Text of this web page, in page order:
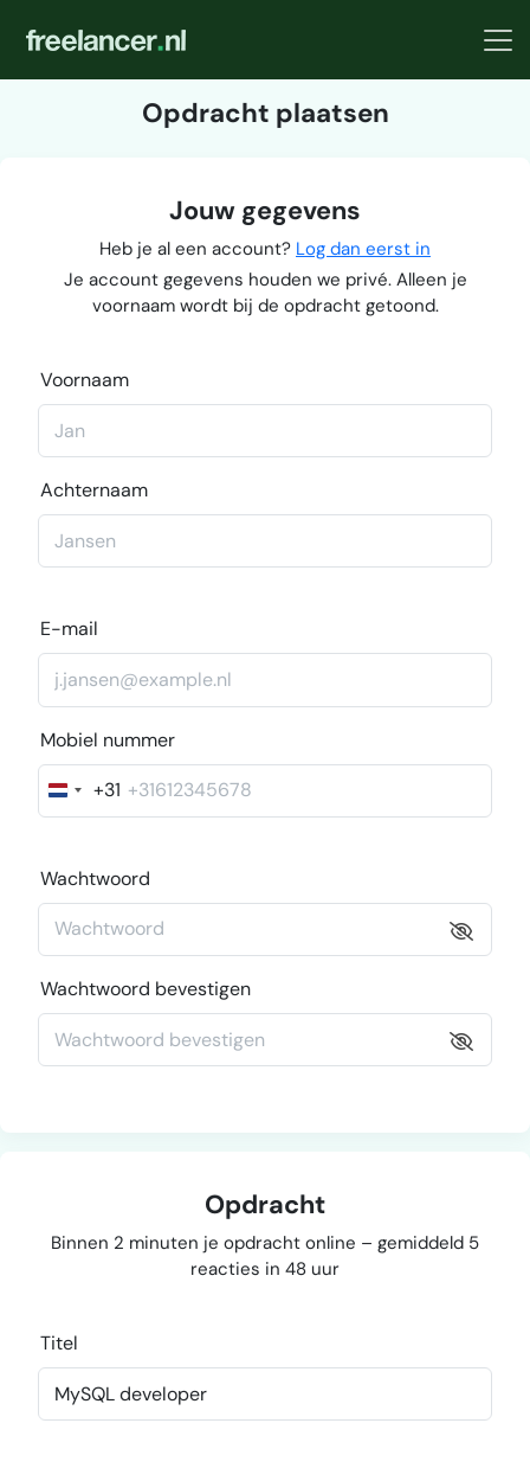
Opdracht plaatsen
Jouw gegevens
Heb je al een account? Log dan eerst in
Je account gegevens houden we privé. Alleen je
voornaam wordt bij de opdracht getoond.
Voornaam
Achternaam
E-mail
Mobiel nummer
Nederland
+31
+31
Wachtwoord
Wachtwoord bevestigen
Opdracht
Binnen 2 minuten je opdracht online – gemiddeld 5
reacties in 48 uur
Titel